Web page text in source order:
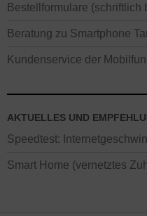
Bestellformulare (schriftlich
Beratung zu Smartphone
Kundenservice der
AKTUELLES UND
Speedtest:
Smart Home (vernetztes